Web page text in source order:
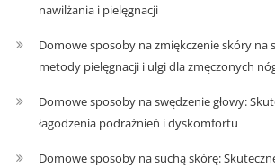
nawilżania i pielęgnacji
Domowe sposoby na zmiękczenie skóry na
metody pielęgnacji i ulgi dla zmęczonych
Domowe sposoby na swędzenie głowy:
łagodzenia podrażnień i dyskomfortu
Domowe sposoby na suchą skórę: